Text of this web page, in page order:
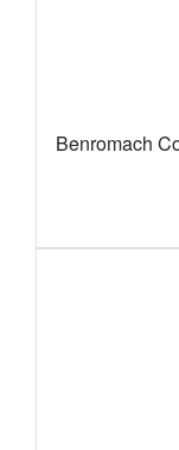
Benromach